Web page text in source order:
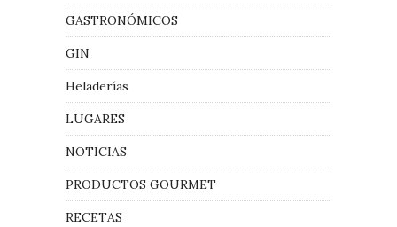
GASTRONÓMICOS
GIN
Heladerías
LUGARES
NOTICIAS
PRODUCTOS GOURMET
RECETAS